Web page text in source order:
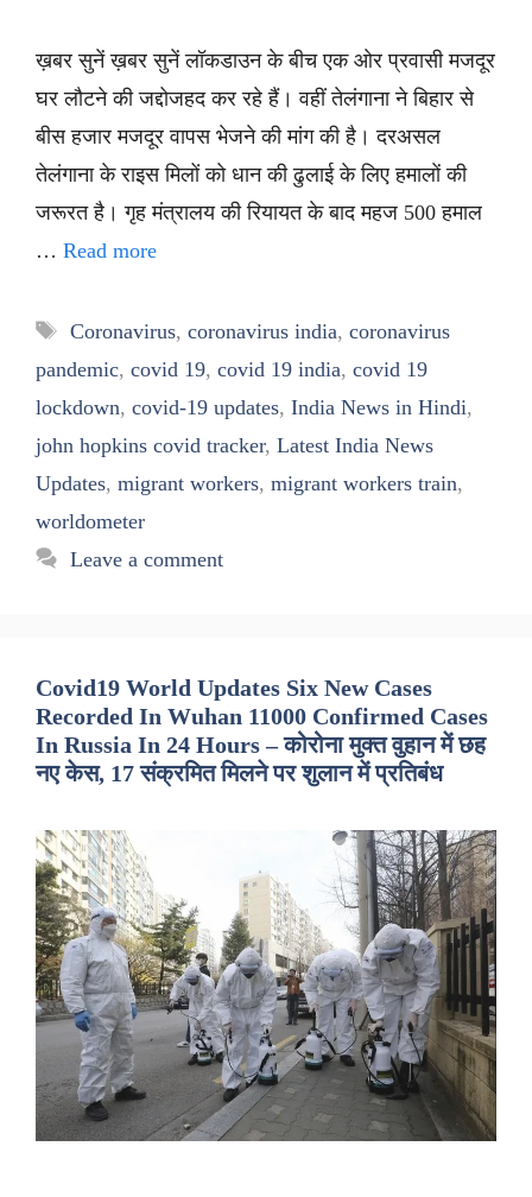
ख़बर सुनें ख़बर सुनें लॉकडाउन के बीच एक ओर प्रवासी मजदूर
घर लौटने की जद्दोजहद कर रहे हैं। वहीं तेलंगाना ने बिहार से
बीस हजार मजदूर वापस भेजने की मांग की है। दरअसल
तेलंगाना के राइस मिलों को धान की ढुलाई के लिए हमालाें की
जरूरत है। गृह मंत्रालय की रियायत के बाद महज 500 हमाल
… Read more
Tags
Coronavirus, coronavirus india, coronavirus
pandemic, covid 19, covid 19 india, covid 19
lockdown, covid-19 updates, India News in Hindi,
john hopkins covid tracker, Latest India News
Updates, migrant workers, migrant workers train,
worldometer
Leave a comment
Covid19 World Updates Six New Cases
Recorded In Wuhan 11000 Confirmed Cases
In Russia In 24 Hours – कोरोना मुक्त वुहान में छह
नए केस, 17 संक्रमित मिलने पर शुलान में प्रतिबंध